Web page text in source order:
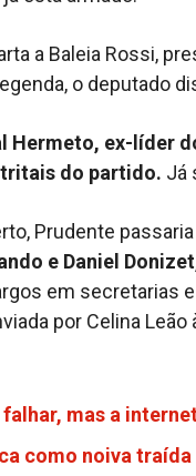
a Baleia Rossi,
o deputado
Hermeto, ex-líder
do partido. Já
Prudente
e Daniel
em secretarias
por Celina Leão
mas a
como noiva